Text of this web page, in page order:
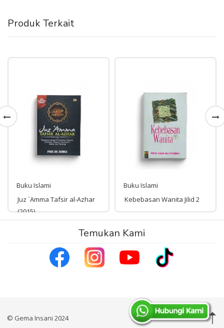
Produk Terkait
Buku Islami
Juz `Amma Tafsir al-Azhar
(2015)
186,000
Buku Islami
Kebebasan Wanita Jilid 2
Rp 118,000
Temukan Kami
© Gema Insani 2024